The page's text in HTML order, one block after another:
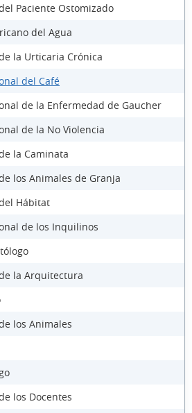
Paciente Ostomizado
del Agua
la Urticaria Crónica
del Café
de la Enfermedad de Gaucher
de la No Violencia
la Caminata
los Animales de Granja
Hábitat
de los Inquilinos
la Arquitectura
los Animales
los Docentes